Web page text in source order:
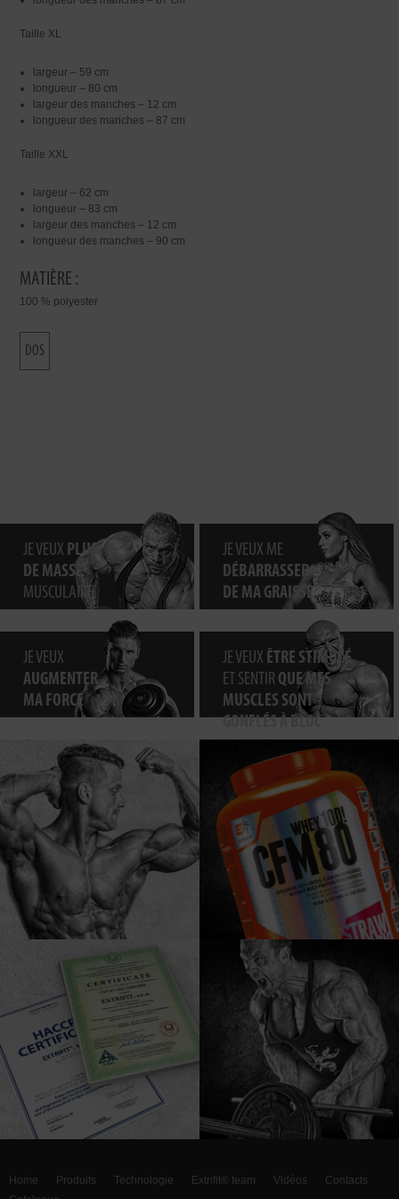
Taille XL
largeur – 59 cm
longueur – 80 cm
largeur des manches – 12 cm
longueur des manches – 87 cm
Taille XXL
largeur – 62 cm
longueur – 83 cm
largeur des manches – 12 cm
longueur des manches – 90 cm
MATIÈRE :
100 % polyester
DOS
JE VEUX PLUS
DE MASSE
MUSCULAIRE
JE VEUX ME
DÉBARRASSER
DE MA GRAISSE
JE VEUX
AUGMENTER
MA FORCE
JE VEUX ÊTRE STIMULÉ
ET SENTIR QUE MES
MUSCLES SONT
GONFLÉS À BLOC
Home Produits Technologie Extrifit® team Vidéos
Contacts